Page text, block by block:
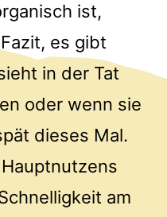
ist,
es gibt
in der Tat
oder wenn sie
dieses Mal.
am